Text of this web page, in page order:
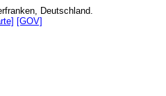
Deutschland.
[GOV]